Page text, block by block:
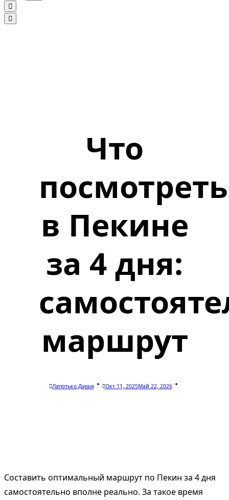
Что
посмотреть
в Пекине
за 4 дня:
маршрут
Лапотько Дарья Окт 11, 2025Май 22, 2026
Составить оптимальный маршрут по Пекин за 4 дня
самостоятельно вполне реально. За такое время